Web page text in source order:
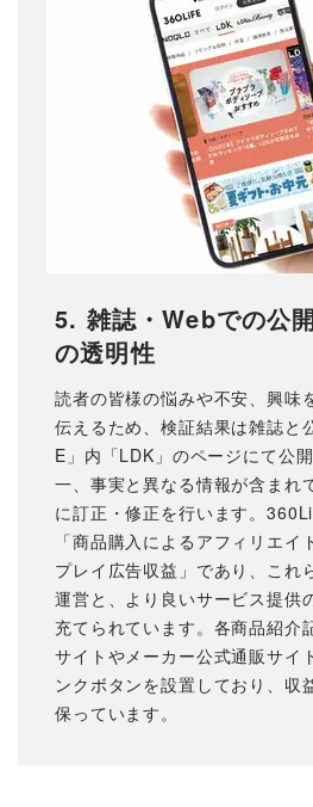
5. 雑誌・Webでの公
の透明性
読者の皆様の悩みや不安、興味
伝えるため、検証結果は雑誌と
E」内「LDK」のページにて公
一、事実と異なる情報が含まれ
に訂正・修正を行います。
「商品購入によるアフィリエイ
プレイ広告収益」であり、これ
運営と、より良いサービス提供
充てられています。各商品紹介
サイトやメーカー公式通販サイ
ンクボタンを設置しており、収
保っています。